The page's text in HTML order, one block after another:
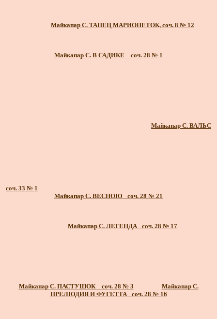
Майкапар С. ТАНЕЦ МАРИОНЕТОК, соч. 8 № 12
Майкапар С. В САДИКЕ _ соч. 28 № 1
Майкапар С. ВАЛЬС
соч. 33 № 1
Майкапар С. ВЕСНОЮ_ соч. 28 № 21
Майкапар С. ЛЕГЕНДА_ соч. 28 № 17
Майкапар С. ПАСТУШОК _ соч. 28 № 3
Майкапар С.
ПРЕЛЮДИЯ И ФУГЕТТА_ соч. 28 № 16